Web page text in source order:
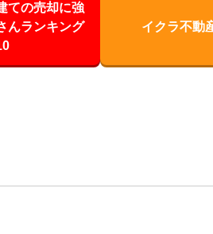
ての売却に強
んランキング
イクラ不動